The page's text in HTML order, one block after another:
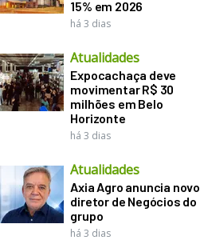
15% em 2026
há 3 dias
Atualidades
Expocachaça deve
movimentar R$ 30
milhões em Belo
Horizonte
há 3 dias
Atualidades
Axia Agro anuncia novo
diretor de Negócios do
grupo
há 3 dias